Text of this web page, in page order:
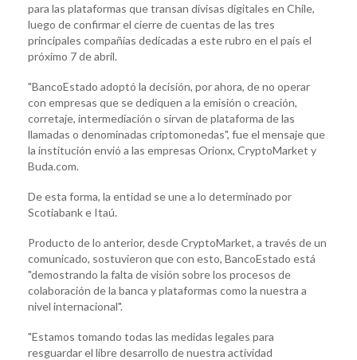
para las plataformas que transan divisas digitales en Chile,
luego de confirmar el cierre de cuentas de las tres
principales compañías dedicadas a este rubro en el país el
próximo 7 de abril.
"BancoEstado adoptó la decisión, por ahora, de no operar
con empresas que se dediquen a la emisión o creación,
corretaje, intermediación o sirvan de plataforma de las
llamadas o denominadas criptomonedas", fue el mensaje que
la institución envió a las empresas Orionx, CryptoMarket y
Buda.com.
De esta forma, la entidad se une a lo determinado por
Scotiabank e Itaú.
Producto de lo anterior, desde CryptoMarket, a través de un
comunicado, sostuvieron que con esto, BancoEstado está
"demostrando la falta de visión sobre los procesos de
colaboración de la banca y plataformas como la nuestra a
nivel internacional".
"Estamos tomando todas las medidas legales para
resguardar el libre desarrollo de nuestra actividad